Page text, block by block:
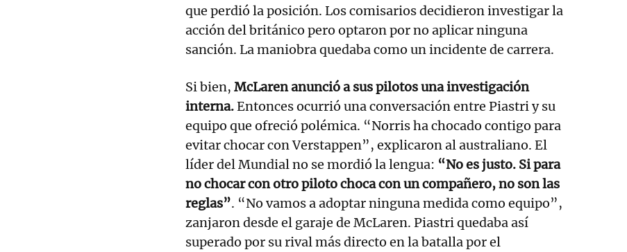
que perdió la posición. Los comisarios decidieron investigar la
acción del británico pero optaron por no aplicar ninguna
sanción. La maniobra quedaba como un incidente de carrera.
Si bien, McLaren anunció a sus pilotos una investigación
interna.Entonces ocurrió una conversación entre Piastri y su
equipo que ofreció polémica. “Norris ha chocado contigo para
evitar chocar con Verstappen”, explicaron al australiano. El
líder del Mundial no se mordió la lengua: “No es justo. Si para
no chocar con otro piloto choca con un compañero, no son las
reglas”. “No vamos a adoptar ninguna medida como equipo”,
zanjaron desde el garaje de McLaren. Piastri quedaba así
superado por su rival más directo en la batalla por el